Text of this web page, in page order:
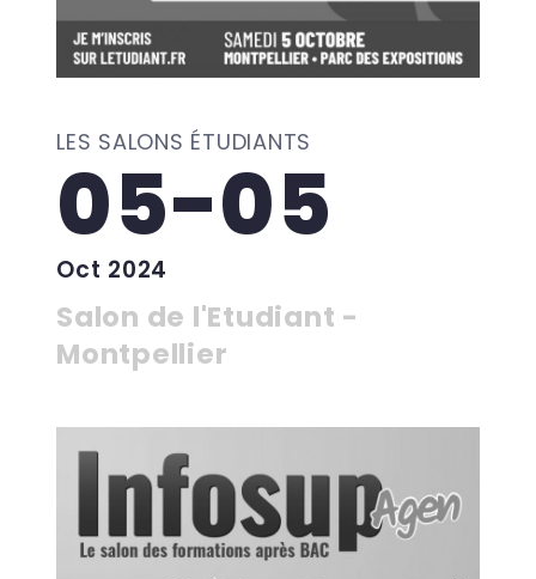
LES SALONS ÉTUDIANTS
05-05
Oct 2024
Salon de l'Etudiant -
Montpellier